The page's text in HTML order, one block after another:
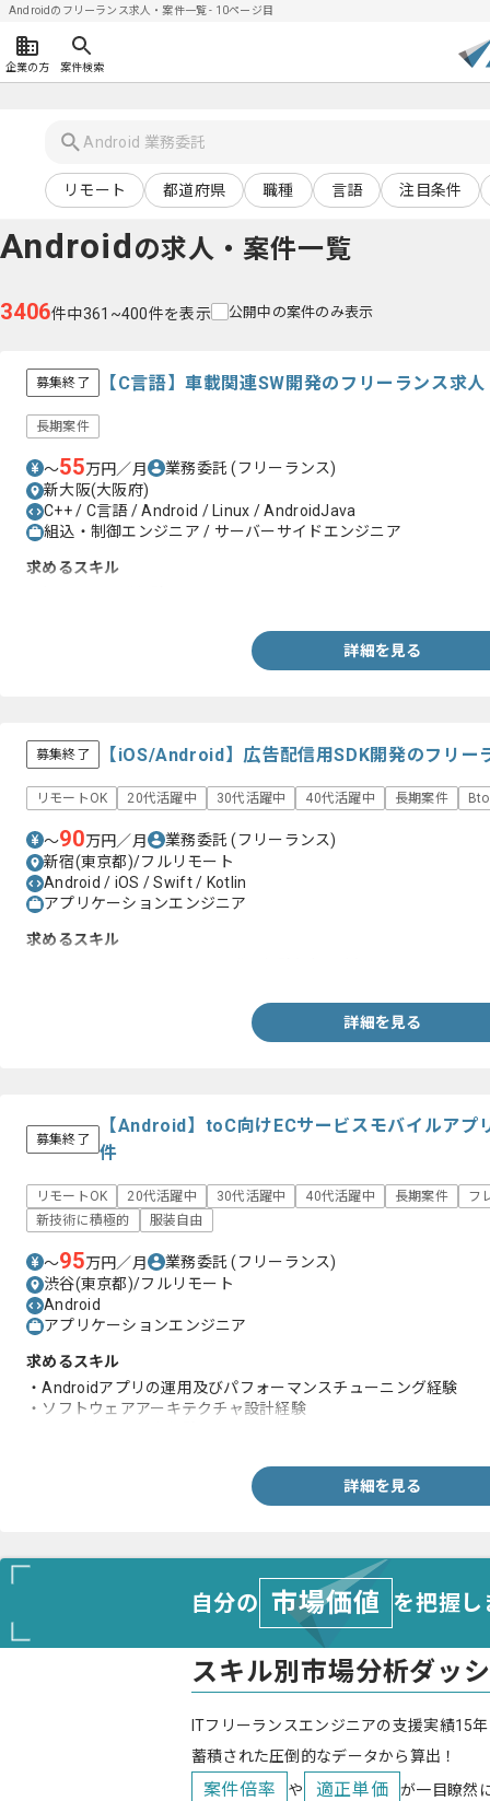
Androidのフリーランス求人・案件一覧 - 10ページ目
企業の方 案件検索
リモート 都道府県 職種 言語 注目条件
Androidの求人・案件一覧
3406件中361~400件を表示 公開中の案件のみ表示
募集終了 【C言語】車載関連SW開発のフリーランス求
長期案件
〜55万円／月 業務委託(フリーランス)
新大阪(大阪府)
C++ / C言語 / Android / Linux / AndroidJava
組込・制御エンジニア / サーバーサイドエンジニア
求めるスキル
詳細を見る
募集終了 【iOS/Android】広告配信用SDK開発のフリー
リモートOK 20代活躍中 30代活躍中 40代活躍中 長期案件
〜90万円／月 業務委託(フリーランス)
新宿(東京都)/フルリモート
Android / iOS / Swift / Kotlin
アプリケーションエンジニア
求めるスキル
詳細を見る
募集終了
【Android】toC向けECサービスモバイルアプ
件
リモートOK 20代活躍中 30代活躍中 40代活躍中 長期案件
フ
新技術に積極的
服装自由
〜95万円／月 業務委託(フリーランス)
渋谷(東京都)/フルリモート
Android
アプリケーションエンジニア
求めるスキル
・Androidアプリの運用及びパフォーマンスチューニング経験
・ソフトウェアアーキテクチャ設計経験
詳細を見る
自分の 市場価値 を把握
スキル別市場分析ダッ
ITフリーランスエンジニアの支援実績15
蓄積された圧倒的なデータから算出！
案件倍率 や 適正単価 が一目瞭然